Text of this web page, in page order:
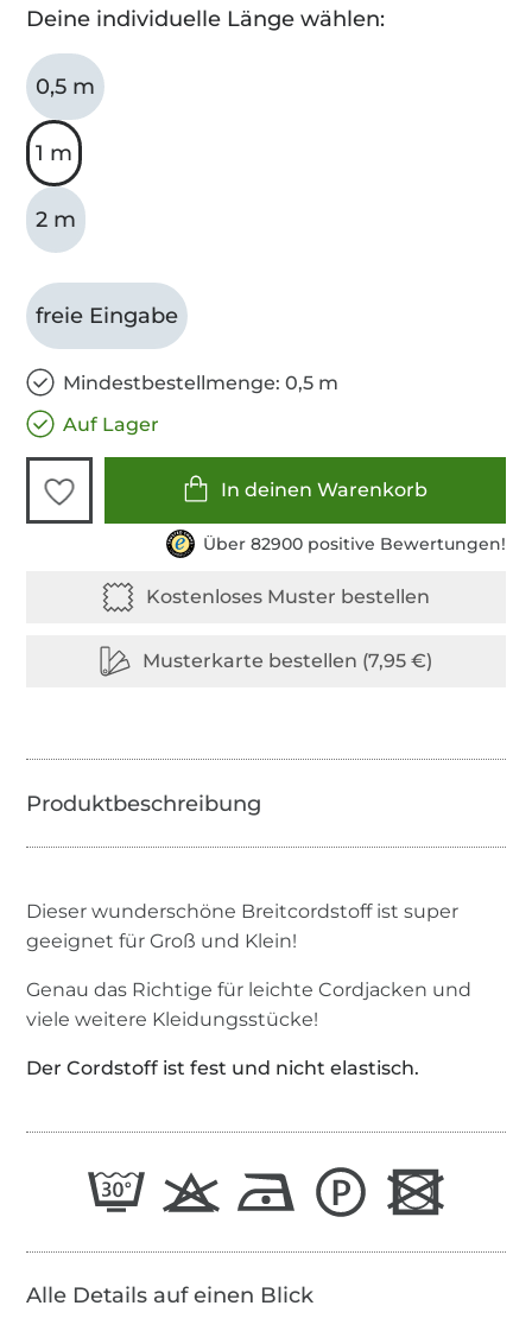
Deine individuelle Länge wählen:
0,5 m
1 m
2 m
freie Eingabe
Mindestbestellmenge: 0,5 m
Auf Lager
In deinen Warenkorb
Über 82900 positive Bewertungen!
Dieser wunderschöne Breitcordstoff ist super
geeignet für Groß und Klein!
Genau das Richtige für leichte Cordjacken und
viele weitere Kleidungsstücke!
Der Cordstoff ist fest und nicht elastisch.
Alle Details auf einen Blick